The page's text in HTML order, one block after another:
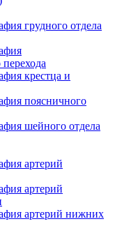
грудного отдела
крестца и
поясничного
шейного отдела
артерий
артерий
артерий нижних